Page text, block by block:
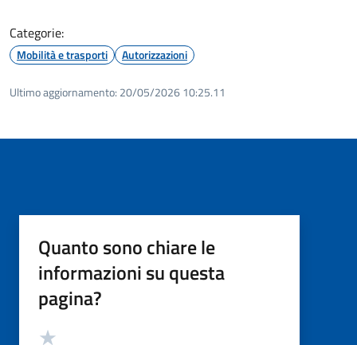
Categorie:
Mobilità e trasporti Autorizzazioni
Ultimo aggiornamento: 20/05/2026 10:25.11
Quanto sono chiare le
informazioni su questa
pagina?
Valutazione